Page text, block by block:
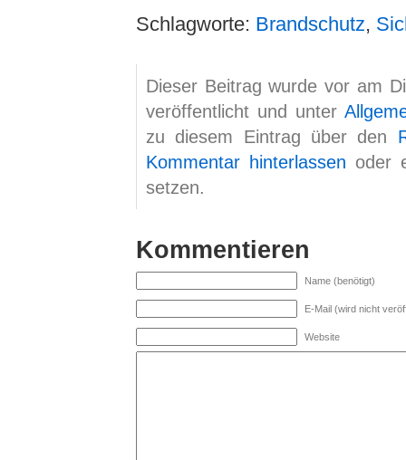
Schlagworte: Brandschutz,
Dieser Beitrag wurde vor am
veröffentlicht und unter
zu diesem Eintrag über den
Kommentar hinterlassen oder
setzen.
Kommentieren
Name (benötigt)
E-Mail (wird nicht
Website